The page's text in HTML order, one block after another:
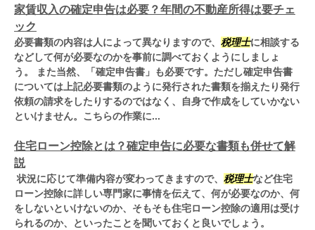
家賃収入の確定申告は必要？年間の不動産所得は要チェ
ック
必要書類の内容は人によって異なりますので、 税理士に相談する
などして何が必要なのかを事前に調べておくようにしましょ
う。 また当然、「確定申告書」も必要です。ただし確定申告書
については上記必要書類のように発行された書類を揃えたり発行
依頼の請求をしたりするのではなく、自身で作成をしていかない
といけません。こちらの作業に...
住宅ローン控除とは？確定申告に必要な書類も併せて解
説
状況に応じて準備内容が変わってきますので、 税理士など住宅
ローン控除に詳しい専門家に事情を伝えて、何が必要なのか、何
をしないといけないのか、そもそも住宅ローン控除の適用は受け
られるのか、といったことを聞いておくと良いでしょう。